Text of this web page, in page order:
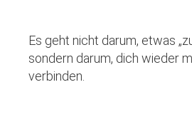
Es geht nicht darum, etwas
sondern darum, dich wieder
verbinden.